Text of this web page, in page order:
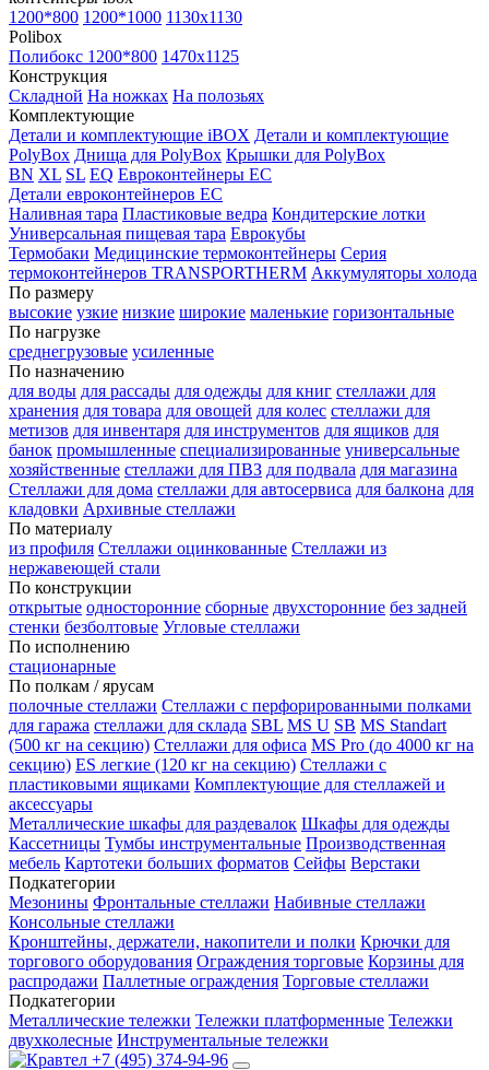
1200*800 1200*1000 1130x1130
Polibox
Полибокс 1200*800 1470х1125
Конструкция
Складной На ножках На полозьях
Комплектующие
Детали и комплектующие iBOX Детали и комплектующие
PolyBox Днища для PolyBox Крышки для PolyBox
BN XL SL EQ Евроконтейнеры EC
Детали евроконтейнеров EC
Наливная тара Пластиковые ведра Кондитерские лотки
Универсальная пищевая тара Еврокубы
Термобаки Медицинские термоконтейнеры Серия
термоконтейнеров TRANSPORTHERM Аккумуляторы холода
По размеру
высокие узкие низкие широкие маленькие горизонтальные
По нагрузке
среднегрузовые усиленные
По назначению
для воды для рассады для одежды для книг стеллажи для
хранения для товара для овощей для колес стеллажи для
метизов для инвентаря для инструментов для ящиков для
банок промышленные специализированные универсальные
хозяйственные стеллажи для ПВЗ для подвала для магазина
Стеллажи для дома стеллажи для автосервиса для балкона для
кладовки Архивные стеллажи
По материалу
из профиля Стеллажи оцинкованные Стеллажи из
нержавеющей стали
По конструкции
открытые односторонние сборные двухсторонние без задней
стенки безболтовые Угловые стеллажи
По исполнению
стационарные
По полкам / ярусам
полочные стеллажи Стеллажи с перфорированными полками
для гаража стеллажи для склада SBL MS U SB MS Standart
(500 кг на секцию) Стеллажи для офиса MS Pro (до 4000 кг на
секцию) ES легкие (120 кг на секцию) Стеллажи с
пластиковыми ящиками Комплектующие для стеллажей и
аксессуары
Металлические шкафы для раздевалок Шкафы для одежды
Кассетницы Тумбы инструментальные Производственная
мебель Картотеки больших форматов Сейфы Верстаки
Подкатегории
Мезонины Фронтальные стеллажи Набивные стеллажи
Консольные стеллажи
Кронштейны, держатели, накопители и полки Крючки для
торгового оборудования Ограждения торговые Корзины для
распродажи Паллетные ограждения Торговые стеллажи
Подкатегории
Металлические тележки Тележки платформенные Тележки
двухколесные Инструментальные тележки
+7 (495) 374-94-96